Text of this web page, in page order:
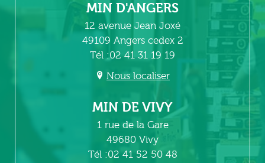
MIN D'ANGERS
12 avenue Jean Joxé
49109 Angers cedex 2
Tél :02 41 31 19 19
Nous localiser
MIN DE VIVY
1 rue de la Gare
49680 Vivy
Tél :02 41 52 50 48